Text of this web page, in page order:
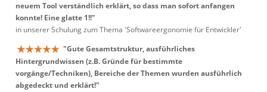
neuem Tool verständlich erklärt, so dass man sofort anfangen
konnte! Eine glatte 1!!"
in unserer Schulung zum Thema 'Softwareergonomie für Entwickler'
"Gute Gesamtstruktur, ausführliches
Hintergrundwissen (z.B. Gründe für bestimmte
vorgänge/Techniken), Bereiche der Themen wurden ausführlich
abgedeckt und erklärt!"